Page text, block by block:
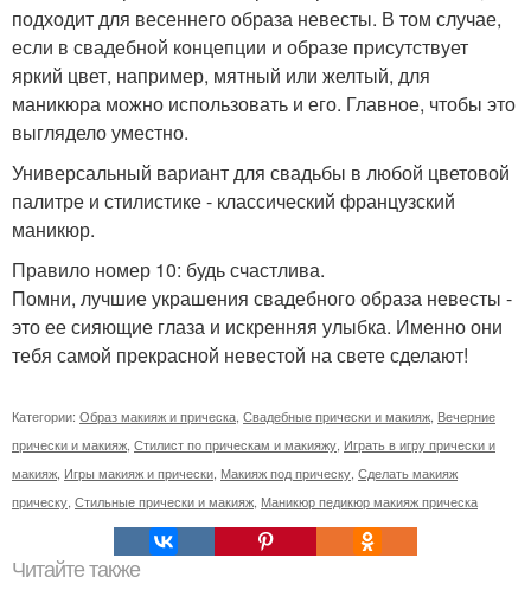
подходит для весеннего образа невесты. В том случае,
если в свадебной концепции и образе присутствует
яркий цвет, например, мятный или желтый, для
маникюра можно использовать и его. Главное, чтобы это
выглядело уместно.
Универсальный вариант для свадьбы в любой цветовой
палитре и стилистике - классический французский
маникюр.
Правило номер 10: будь счастлива.
Помни, лучшие украшения свадебного образа невесты -
это ее сияющие глаза и искренняя улыбка. Именно они
тебя самой прекрасной невестой на свете сделают!
Категории: Образ макияж и прическа Свадебные прически и макияж Вечерние
прически и макияж Стилист по прическам и макияжу Играть в игру прически и
макияж Игры макияж и прически Макияж под прическу Сделать макияж
прическу Стильные прически и макияж Маникюр педикюр макияж прическа
Читайте также